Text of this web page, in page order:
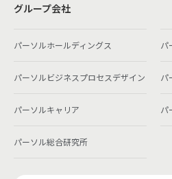
グループ会社
パーソルホールディングス パ
パーソルビジネスプロセスデザイン パ
パーソルキャリア パ
パーソル総合研究所